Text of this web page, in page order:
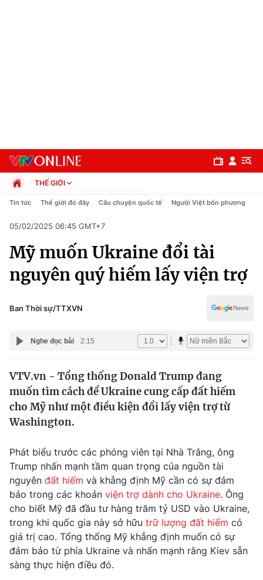
Chuyên mục
Chính trị
Pháp luật
Thế giới
Tin tức
Thế giới đó đây
Câu chuyện quốc tế
Tài chính
Thị trường
Góc doanh nghiệp
Dữ liệu và đời sống
Truyền hình
Phim VTV
Hậu trường
Giải trí
Điện ảnh
Đời sống
THẾ GIỚI
Chính trị
Pháp luật
Kinh tế
Thể thao
Truyền hình
Y tế
Công nghệ
Tin tức Thế giới đó đây Câu chuyện quốc tế Người Việt bốn phương
05/02/2025 06:45 GMT+7
Mỹ muốn Ukraine đổi tài
nguyên quý hiếm lấy viện trợ
Ban Thời sự/TTXVN
Nghe đọc bài 2:15
VTV.vn - Tổng thống Donald Trump đang
muốn tìm cách để Ukraine cung cấp đất hiếm
cho Mỹ như một điều kiện đổi lấy viện trợ từ
Washington.
Phát biểu trước các phóng viên tại Nhà Trắng, ông
Trump nhấn mạnh tầm quan trọng của nguồn tài
nguyên đất hiếm và khẳng định Mỹ cần có sự đảm
bảo trong các khoản viện trợ dành cho Ukraine. Ông
cho biết Mỹ đã đầu tư hàng trăm tỷ USD vào Ukraine,
trong khi quốc gia này sở hữu trữ lượng đất hiếm có
giá trị cao. Tổng thống Mỹ khẳng định muốn có sự
đảm bảo từ phía Ukraine và nhấn mạnh rằng Kiev sẵn
sàng thực hiện điều đó.